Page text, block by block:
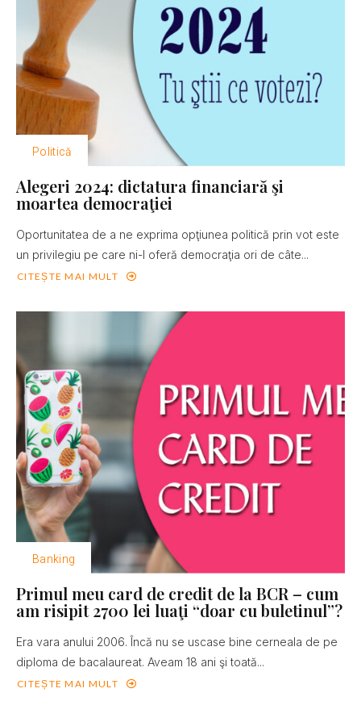
Politică
Alegeri 2024: dictatura financiară şi
moartea democraţiei
Oportunitatea de a ne exprima opţiunea politică prin vot este
un privilegiu pe care ni-l oferă democraţia ori de câte...
CITEȘTE MAI MULT
Banking
Primul meu card de credit de la BCR – cum
am risipit 2700 lei luaţi “doar cu buletinul”?
Era vara anului 2006. Încă nu se uscase bine cerneala de pe
diploma de bacalaureat. Aveam 18 ani şi toată...
CITEȘTE MAI MULT